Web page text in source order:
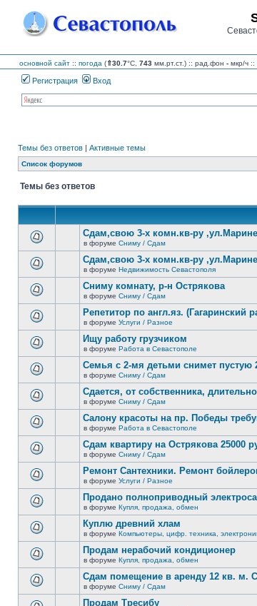
основной сайт :: погода (⇑30.7°C, 743 мм.рт.ст.) :: рад.фон - мкр/ч ::
Регистрация Вход
Темы без ответов | Активные темы
Список форумов
Темы без ответов
новых
непрочитанных
сообщений.
Сдам,свою 3-х комн.кв-ру
в форуме Сниму / Сдам
новых
непрочитанных
сообщений.
Сдам,свою 3-х комн.кв-ру
в форуме Недвижимость Севастополя
новых
непрочитанных
сообщений.
Сниму комнату, р-н Острякова
в форуме Сниму / Сдам
новых
непрочитанных
сообщений.
Репетитор по англ.яз. (Гагаринский
в форуме Услуги / Разное
новых
непрочитанных
сообщений.
Ищу работу грузчиком
в форуме Работа в Севастополе
новых
непрочитанных
сообщений.
Семья с 2-мя детьми снимет пустую
в форуме Сниму / Сдам
новых
непрочитанных
сообщений.
Сдается, от собственника,
в форуме Сниму / Сдам
новых
непрочитанных
сообщений.
Салону красоты на пр. Победы
в форуме Работа в Севастополе
новых
непрочитанных
сообщений.
Сдам квартиру на Острякова 25000
в форуме Сниму / Сдам
новых
непрочитанных
сообщений.
Ремонт Сантехники. Ремонт
в форуме Услуги / Разное
новых
непрочитанных
сообщений.
Продано полноприводный
в форуме Купля, продажа, обмен
новых
непрочитанных
сообщений.
Куплю древний хлам
в форуме Компьютеры, цифр. техника,
новых
непрочитанных
Продам нерабочий кондиционер
в форуме Купля, продажа, обмен
Сдам помещение в аренду 12 кв. м.
в форуме Сниму / Сдам
Продам Тресибу